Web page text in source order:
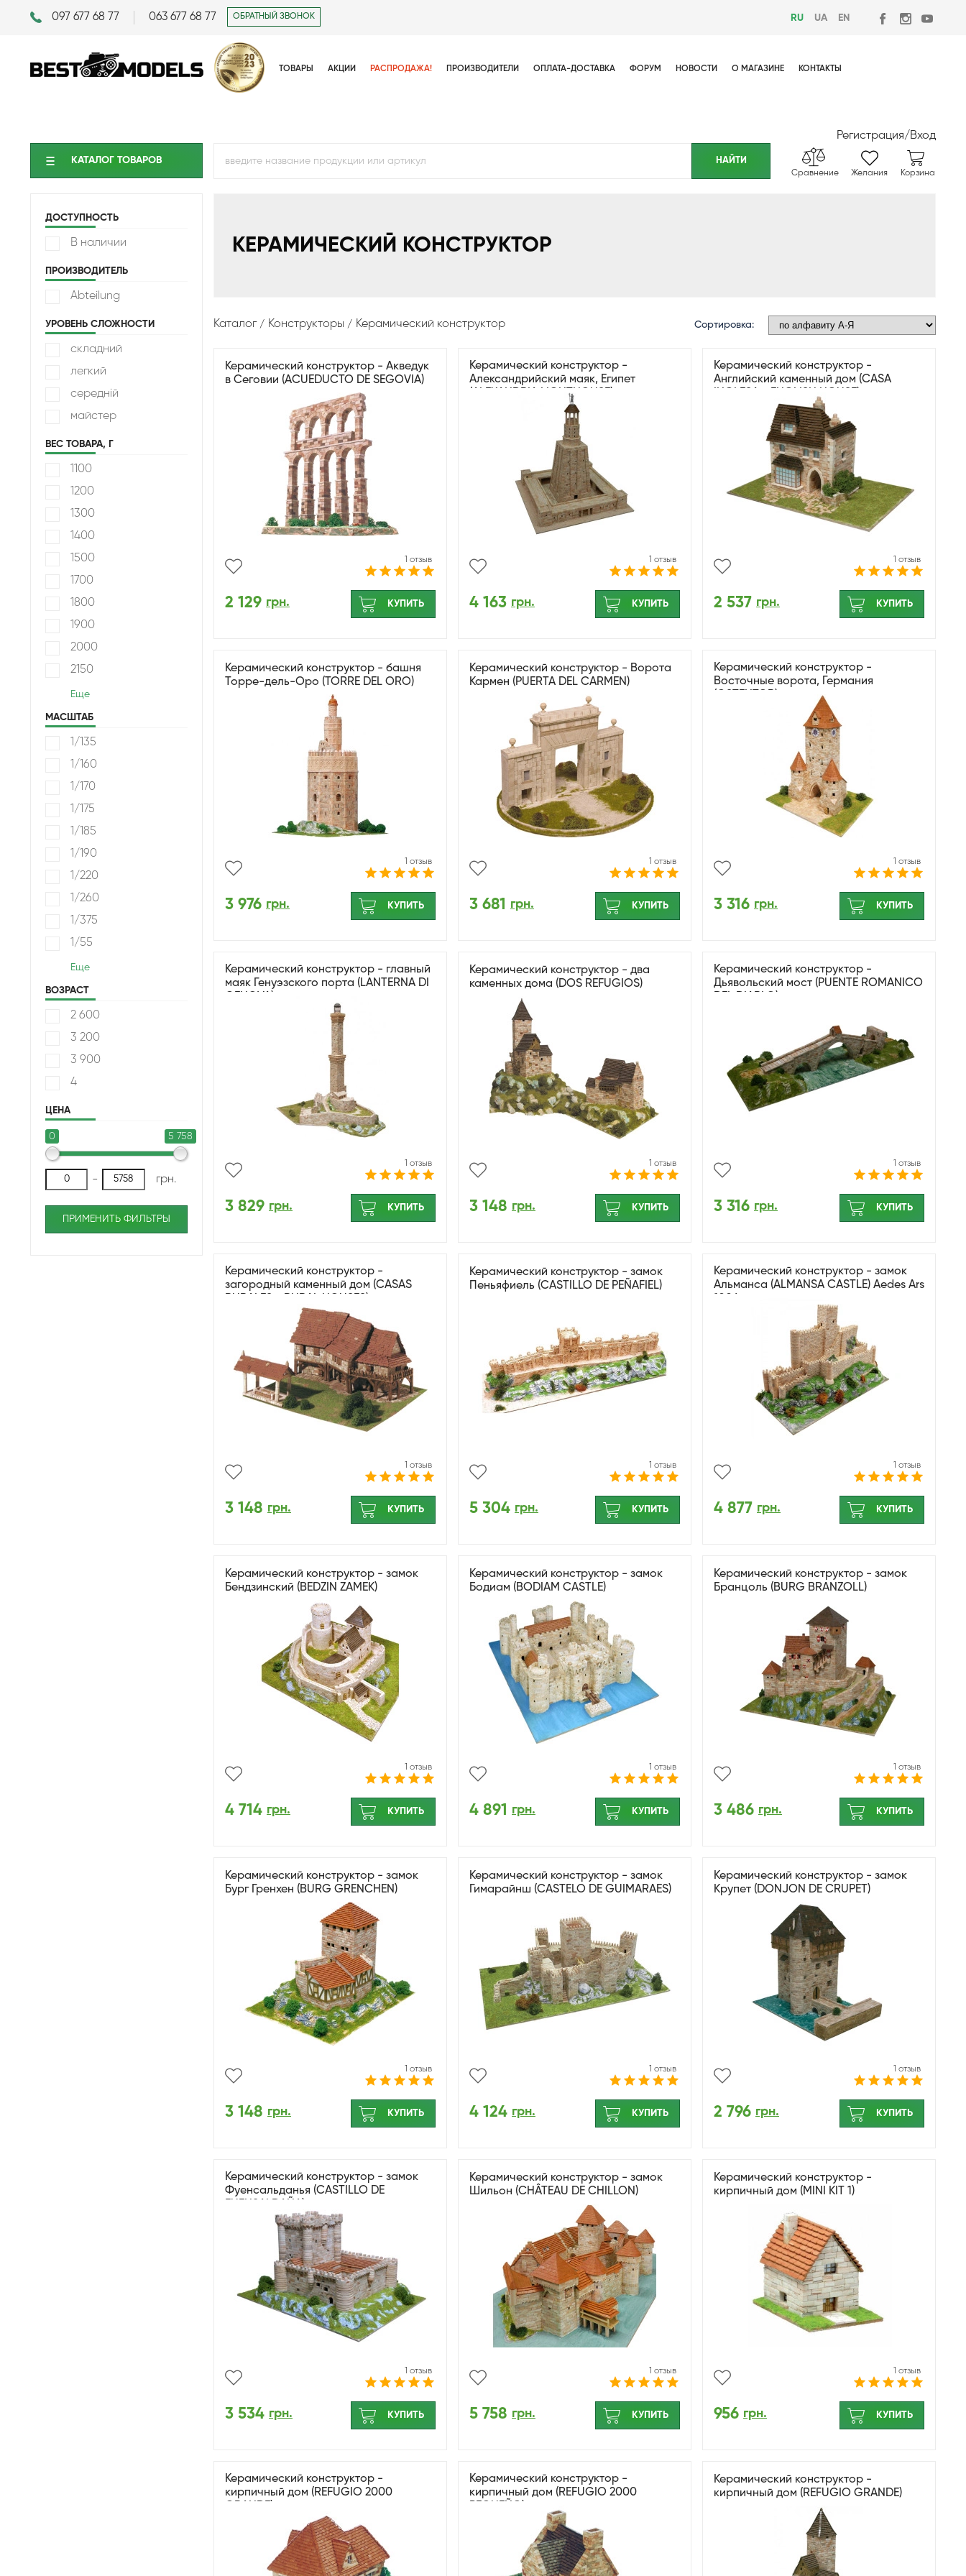
097 677 68 77 063 677 68 77 ОБРАТНЫЙ ЗВОНОК RU UA EN
ТОВАРЫ АКЦИИ РАСПРОДАЖА! ПРОИЗВОДИТЕЛИ ОПЛАТА-ДОСТАВКА ФОРУМ НОВОСТИ О МАГАЗИНЕ КОНТАКТЫ
Регистрация/Вход
КАТАЛОГ ТОВАРОВ
Сравнение Желания Корзина
ДОСТУПНОСТЬ
В наличии
ПРОИЗВОДИТЕЛЬ
Abteilung
УРОВЕНЬ СЛОЖНОСТИ
складний
легкий
середній
майстер
ВЕС ТОВАРА, Г
1100
1200
1300
1400
1500
1700
1800
1900
2000
2150
Еще
МАСШТАБ
1/135
1/160
1/170
1/175
1/185
1/190
1/220
1/260
1/375
1/55
Еще
ВОЗРАСТ
2 600
3 200
3 900
4
ЦЕНА
0 5 758
- грн.
ПРИМЕНИТЬ ФИЛЬТРЫ
КЕРАМИЧЕСКИЙ КОНСТРУКТОР
Каталог Конструкторы Керамический конструктор Сортировка:
Керамический конструктор - Акведук
в Сеговии (ACUEDUCTO DE SEGOVIA)
1 отзыв
2 129 грн. КУПИТЬ
Керамический конструктор -
Александрийский маяк, Египет
(ALEXANDRIA LIGHTHOUSE)
1 отзыв
4 163 грн. КУПИТЬ
Керамический конструктор -
Английский каменный дом (CASA
1 отзыв
2 537 грн. КУПИТЬ
Керамический конструктор - башня
Торре-дель-Оро (TORRE DEL ORO)
1 отзыв
3 976 грн. КУПИТЬ
Керамический конструктор - Ворота
Кармен (PUERTA DEL CARMEN)
1 отзыв
3 681 грн. КУПИТЬ
Керамический конструктор -
Восточные ворота, Германия
1 отзыв
3 316 грн. КУПИТЬ
Керамический конструктор - главный
маяк Генуэзского порта (LANTERNA DI
1 отзыв
3 829 грн. КУПИТЬ
Керамический конструктор - два
каменных дома (DOS REFUGIOS)
1 отзыв
3 148 грн. КУПИТЬ
Керамический конструктор -
Дьявольский мост (PUENTE ROMANICO
1 отзыв
3 316 грн. КУПИТЬ
Керамический конструктор -
загородный каменный дом (CASAS
1 отзыв
3 148 грн. КУПИТЬ
Керамический конструктор - замок
Пеньяфиель (CASTILLO DE PEÑAFIEL)
1 отзыв
5 304 грн. КУПИТЬ
Керамический конструктор - замок
Альманса (ALMANSA CASTLE) Aedes Ars
1 отзыв
4 877 грн. КУПИТЬ
Керамический конструктор - замок
Бендзинский (BEDZIN ZAMEK)
1 отзыв
4 714 грн. КУПИТЬ
Керамический конструктор - замок
Бодиам (BODIAM CASTLE)
1 отзыв
4 891 грн. КУПИТЬ
Керамический конструктор - замок
Бранцоль (BURG BRANZOLL)
1 отзыв
3 486 грн. КУПИТЬ
Керамический конструктор - замок
Бург Гренхен (BURG GRENCHEN)
1 отзыв
3 148 грн. КУПИТЬ
Керамический конструктор - замок
Гимарайнш (CASTELO DE GUIMARAES)
1 отзыв
4 124 грн. КУПИТЬ
Керамический конструктор - замок
Крупет (DONJON DE CRUPET)
1 отзыв
2 796 грн. КУПИТЬ
Керамический конструктор - замок
Фуенсальданья (CASTILLO DE
1 отзыв
3 534 грн. КУПИТЬ
Керамический конструктор - замок
Шильон (CHÂTEAU DE CHILLON)
1 отзыв
5 758 грн. КУПИТЬ
Керамический конструктор -
кирпичный дом (MINI KIT 1)
1 отзыв
956 грн. КУПИТЬ
Керамический конструктор -
кирпичный дом (REFUGIO 2000
Керамический конструктор -
кирпичный дом (REFUGIO 2000
Керамический конструктор -
кирпичный дом (REFUGIO GRANDE)